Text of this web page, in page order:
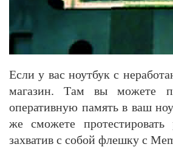
Если у вас ноутбук с
магазин. Там вы можете
оперативную память в ваш
же сможете
захватив с собой флешку с